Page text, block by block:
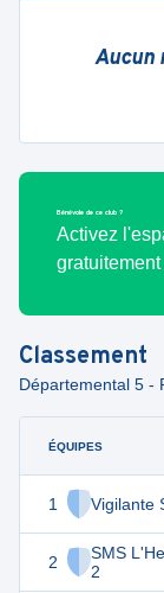
Aucun
Bénévole de ce club ?
Activez
Classement
Départemental 5 -
ÉQUIPES
1 Vigilante
2
SMS
2